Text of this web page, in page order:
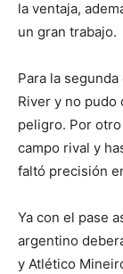
la ventaja,
un gran trabajo.
Para la
River y no
peligro. Por
campo rival y
faltó precisión
Ya con el pase
argentino
y Atlético